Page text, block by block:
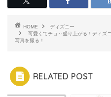
HOME
ディズニー
可愛くてチョ～盛り上がる！ディズ
写真を撮る！
RELATED POST